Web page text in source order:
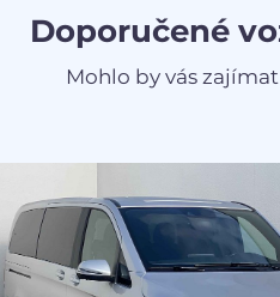
Doporučené
Mohlo by vás zajímat